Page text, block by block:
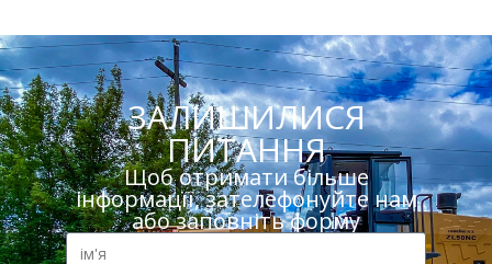
ЗАЛИШИЛИСЯ
ПИТАННЯ
Щоб отримати більше
інформацїї, зателефонуйте нам
або заповніть форму